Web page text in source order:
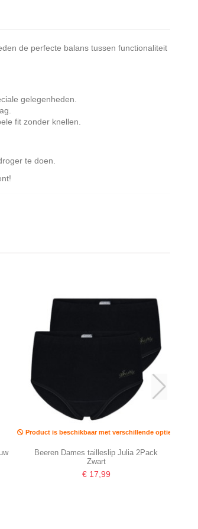
de perfecte balans tussen functionaliteit
gelegenheden.
fit zonder knellen.
te doen.
Product is beschikbaar met verschillende opties
Beeren Dames tailleslip Julia 2Pack
Zwart
€ 17,99